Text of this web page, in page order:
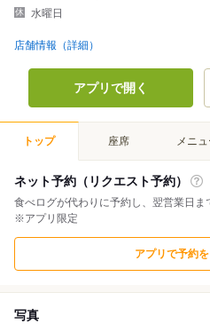
水曜日
店舗情報（詳細）
アプリで開く
トップ 座席 メニュ
ネット予約（リクエスト予約）
食べログが代わりに予約し、翌営業日ま
※アプリ限定
アプリで予約
写真